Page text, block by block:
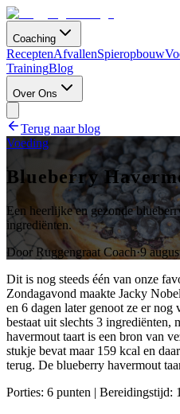
Coaching
ReceptenAfvallenSpieropbouw
TrainingBlog
Over Ons
Terug naar blog
Voeding
Blueberry
Een heerlijke en gezonde
ingrediënten.
Door Ruggengraat Coach·9
Dit is nog steeds één van onze
Zondagavond maakte Jacky
en 6 dagen later genoot ze er nog
bestaat uit slechts 3
havermout taart is een bron van
stukje bevat maar 159 kcal en
terug. De blueberry havermout
Porties: 6 punten | Bereidingstijd: